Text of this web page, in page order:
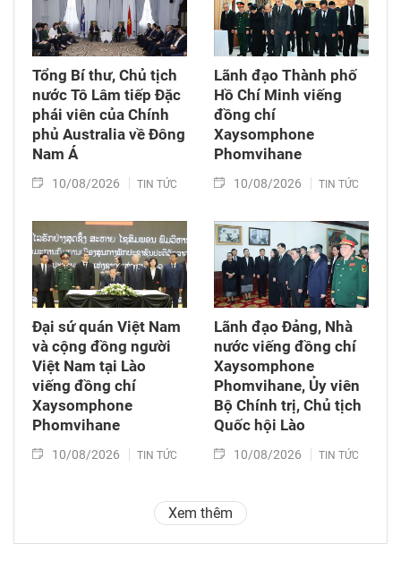
Tổng Bí thư, Chủ tịch
nước Tô Lâm tiếp Đặc
phái viên của Chính
phủ Australia về Đông
Nam Á
10/08/2026 TIN TỨC
Lãnh đạo Thành phố
Hồ Chí Minh viếng
đồng chí
Xaysomphone
Phomvihane
10/08/2026 TIN TỨC
Đại sứ quán Việt Nam
và cộng đồng người
Việt Nam tại Lào
viếng đồng chí
Xaysomphone
Phomvihane
10/08/2026 TIN TỨC
Lãnh đạo Đảng, Nhà
nước viếng đồng chí
Xaysomphone
Phomvihane, Ủy viên
Bộ Chính trị, Chủ tịch
Quốc hội Lào
10/08/2026 TIN TỨC
Xem thêm